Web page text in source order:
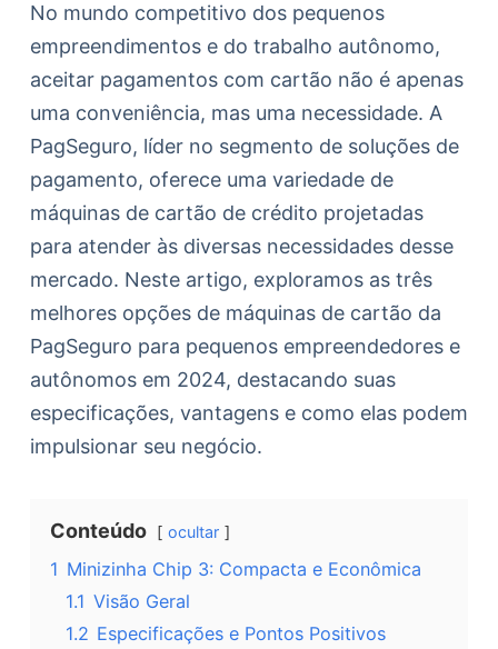
No mundo competitivo dos pequenos
empreendimentos e do trabalho autônomo,
aceitar pagamentos com cartão não é apenas
uma conveniência, mas uma necessidade. A
PagSeguro, líder no segmento de soluções de
pagamento, oferece uma variedade de
máquinas de cartão de crédito projetadas
para atender às diversas necessidades desse
mercado. Neste artigo, exploramos as três
melhores opções de máquinas de cartão da
PagSeguro para pequenos empreendedores e
autônomos em 2024, destacando suas
especificações, vantagens e como elas podem
impulsionar seu negócio.
Conteúdo ocultar
1 Minizinha Chip 3: Compacta e Econômica
1.1 Visão Geral
1.2 Especificações e Pontos Positivos